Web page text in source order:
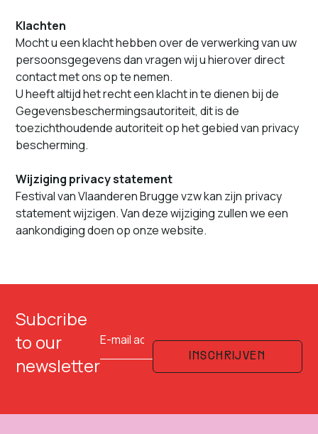
Klachten
Mocht u een klacht hebben over de ver­w­erk­ing van uw
per­soon­s­gegevens dan vra­gen wij u hierover direct
con­tact met ons op te nemen.
U heeft alti­jd het recht een klacht in te dienen bij de
Gegevensbeschermingsautoriteit, dit is de
toezichthoudende autoriteit op het gebied van pri­va­cy
bescherming.
Wijziging pri­va­cy state­ment
Festival van Vlaanderen Brugge vzw kan zijn pri­va­cy
state­ment wijzi­gen. Van deze wijzig­ing zullen we een
aankondig­ing doen op onze website.
Subcribe
to our
newsletter
INSCHRIJVEN